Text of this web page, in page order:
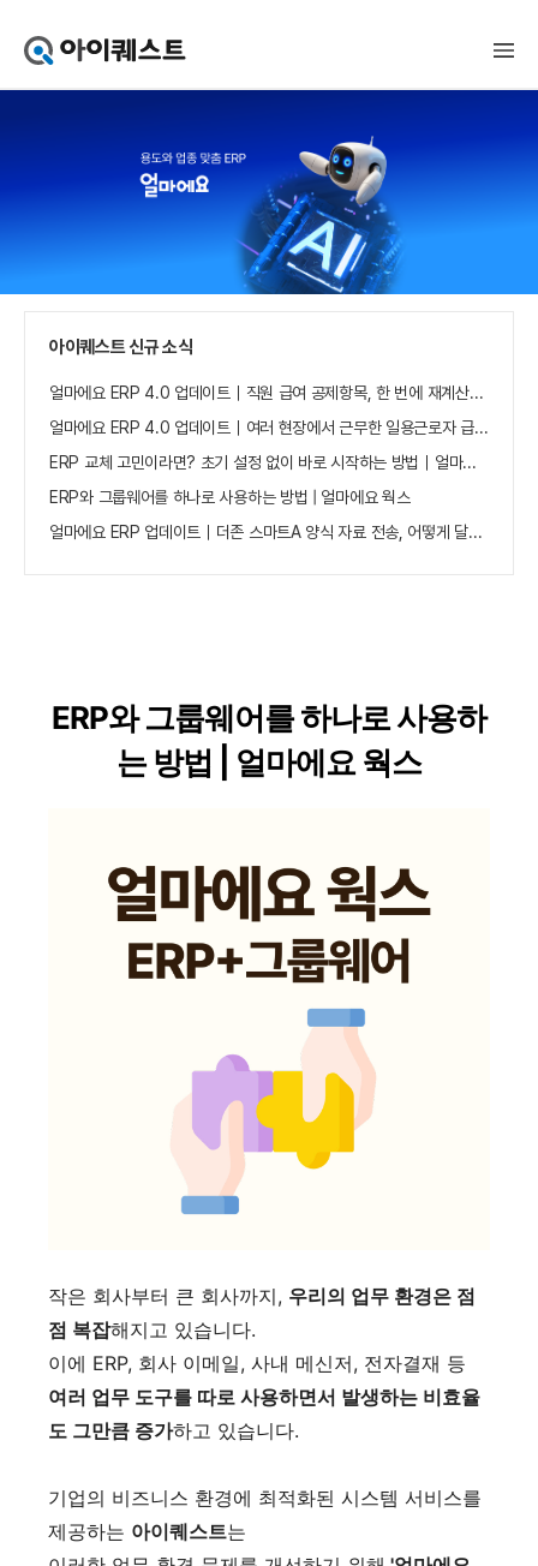
퀘
얼
마
가
기
아이퀘스트 신규 소식
얼마에요 ERP 4.0 업데이트｜직원 급여 공제항목, 한 번에 재계산하세요
얼마에요 ERP 4.0 업데이트｜여러 현장에서 근무한 일용근로자 급여, 현장별로 선택 수집하세요
ERP 교체 고민이라면? 초기 설정 없이 바로 시작하는 방법｜얼마에요 ERP
ERP와 그룹웨어를 하나로 사용하는 방법 | 얼마에요 웍스
얼마에요 ERP 업데이트｜더존 스마트A 양식 자료 전송, 어떻게 달라졌나요?
ERP와 그룹웨어를 하나로 사용하
는 방법 | 얼마에요 웍스
작은 회사부터 큰 회사까지, 우리의 업무 환경은 점
점 복잡해지고 있습니다.
이에 ERP, 회사 이메일, 사내 메신저, 전자결재 등
여러 업무 도구를 따로 사용하면서 발생하는 비효율
도 그만큼 증가하고 있습니다.
기업의 비즈니스 환경에 최적화된 시스템 서비스를
제공하는 아이퀘스트는